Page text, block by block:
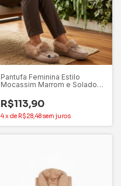
Pantufa Feminina Estilo
Mocassim Marrom e Solado
R$113,90
4x de R$28,48sem juros